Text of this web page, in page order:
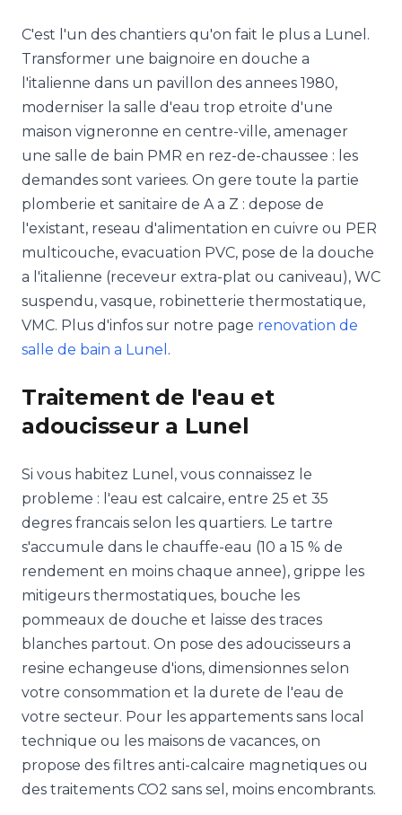
C'est l'un des chantiers qu'on fait le plus a Lunel.
Transformer une baignoire en douche a
l'italienne dans un pavillon des annees 1980,
moderniser la salle d'eau trop etroite d'une
maison vigneronne en centre-ville, amenager
une salle de bain PMR en rez-de-chaussee : les
demandes sont variees. On gere toute la partie
plomberie et sanitaire de A a Z : depose de
l'existant, reseau d'alimentation en cuivre ou PER
multicouche, evacuation PVC, pose de la douche
a l'italienne (receveur extra-plat ou caniveau), WC
suspendu, vasque, robinetterie thermostatique,
VMC. Plus d'infos sur notre page renovation de
salle de bain a Lunel .
Traitement de l'eau et
adoucisseur a Lunel
Si vous habitez Lunel, vous connaissez le
probleme : l'eau est calcaire, entre 25 et 35
degres francais selon les quartiers. Le tartre
s'accumule dans le chauffe-eau (10 a 15 % de
rendement en moins chaque annee), grippe les
mitigeurs thermostatiques, bouche les
pommeaux de douche et laisse des traces
blanches partout. On pose des adoucisseurs a
resine echangeuse d'ions, dimensionnes selon
votre consommation et la durete de l'eau de
votre secteur. Pour les appartements sans local
technique ou les maisons de vacances, on
propose des filtres anti-calcaire magnetiques ou
des traitements CO2 sans sel, moins encombrants.